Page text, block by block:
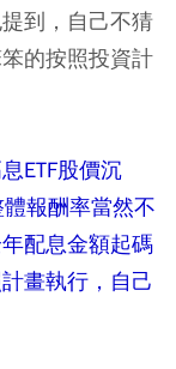
提到，自己不猜
的按照投資計
ETF股價沉
報酬率當然不
配息金額起碼
畫執行，自己